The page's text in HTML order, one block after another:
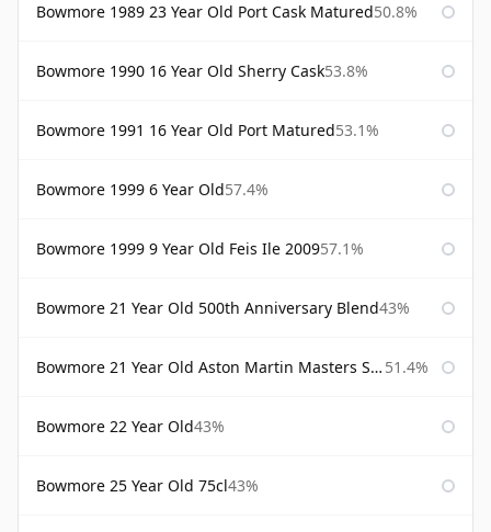
Bowmore 1989 23 Year Old Port Cask Matured50.8%
Bowmore 1990 16 Year Old Sherry Cask53.8%
Bowmore 1991 16 Year Old Port Matured53.1%
Bowmore 1999 6 Year Old57.4%
Bowmore 1999 9 Year Old Feis Ile 200957.1%
Bowmore 21 Year Old 500th Anniversary Blend43%
Bowmore 21 Year Old Aston Martin Masters Selection 2024 51.4%
Bowmore 22 Year Old43%
Bowmore 25 Year Old 75cl43%